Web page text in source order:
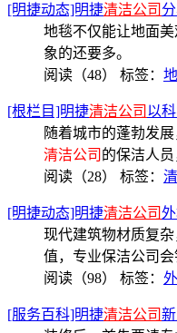
[明捷动态]明捷清洁公司
地毯不仅能让地面
象的还要多。
阅读（48） 标签：
[根栏目]明捷清洁公司 以
随着城市的蓬勃发
清洁公司 的保洁人
阅读（28） 标签：
[明捷动态]明捷清洁公司
现代建筑物材质复
值，专业保洁公司
阅读（98） 标签：
[服务百科]明捷清洁公司